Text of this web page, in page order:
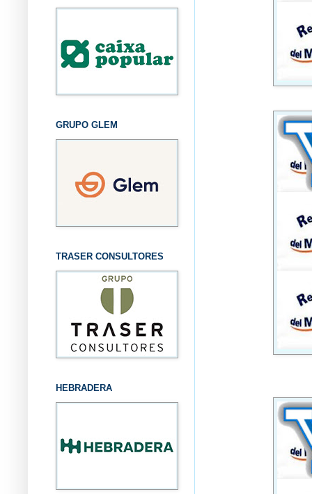
GRUPO GLEM
TRASER CONSULTORES
HEBRADERA